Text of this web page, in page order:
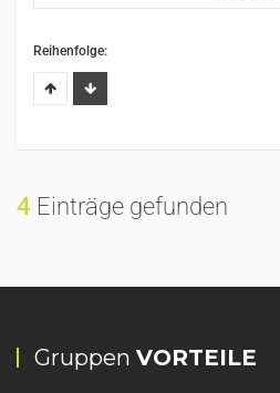
Reihenfolge:
4 Einträge gefunden
Gruppen VORTEILE